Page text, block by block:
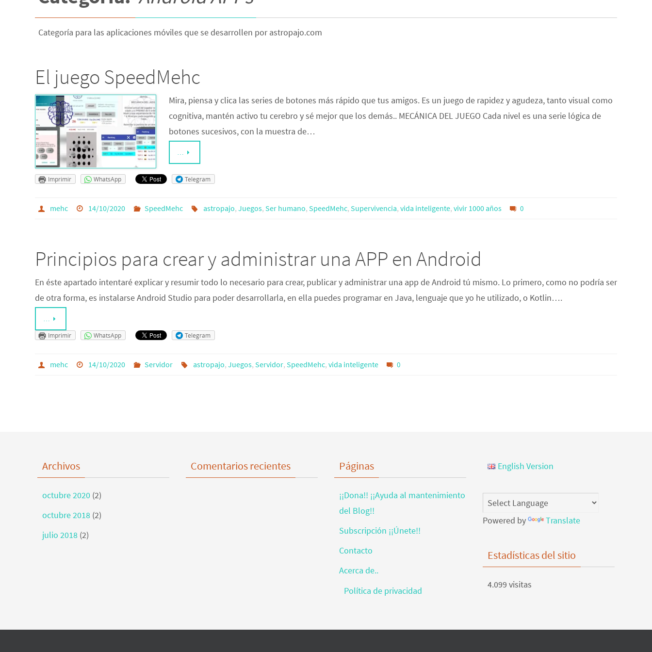
Categoría para las aplicaciones móviles que se desarrollen por astropajo.com
El juego SpeedMehc
Mira, piensa y clica las series de botones más rápido que tus amigos. Es un juego de rapidez y agudeza, tanto visual como
cognitiva, mantén activo tu cerebro y sé mejor que los demás.. MECÁNICA DEL JUEGO Cada nivel es una serie lógica de
botones sucesivos, con la muestra de…
…
Imprimir WhatsApp Telegram
mehc 14/10/2020 SpeedMehc astropajo, Juegos, Ser humano, SpeedMehc, Supervivencia, vida inteligente, vivir 1000 años 0
Principios para crear y administrar una APP en Android
En éste apartado intentaré explicar y resumir todo lo necesario para crear, publicar y administrar una app de Android tú mismo. Lo primero, como no podría ser
de otra forma, es instalarse Android Studio para poder desarrollarla, en ella puedes programar en Java, lenguaje que yo he utilizado, o Kotlin….
Imprimir WhatsApp Telegram
mehc 14/10/2020 Servidor astropajo, Juegos, Servidor, SpeedMehc, vida inteligente 0
Archivos
octubre 2020 (2)
octubre 2018 (2)
julio 2018 (2)
Comentarios recientes Páginas
¡¡Dona!! ¡¡Ayuda al mantenimiento
del Blog!!
Subscripción ¡¡Únete!!
Contacto
Acerca de..
Política de privacidad
English Version
Powered by Translate
Estadísticas del sitio
4.099 visitas